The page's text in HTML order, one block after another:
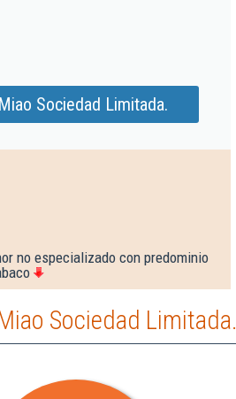
Sociedad Limitada.
no especializado con predominio
Sociedad Limitada.